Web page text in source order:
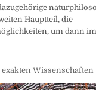
Hauptteil, die
um dann
Wissenschaften